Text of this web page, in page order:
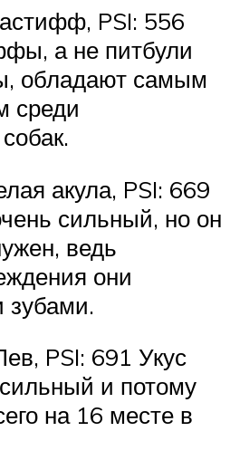
PSI: 556
а не питбули
обладают самым
среди
акула, PSI: 669
сильный, но он
ведь
они
зубами.
PSI: 691 Укус
и потому
на 16 месте в